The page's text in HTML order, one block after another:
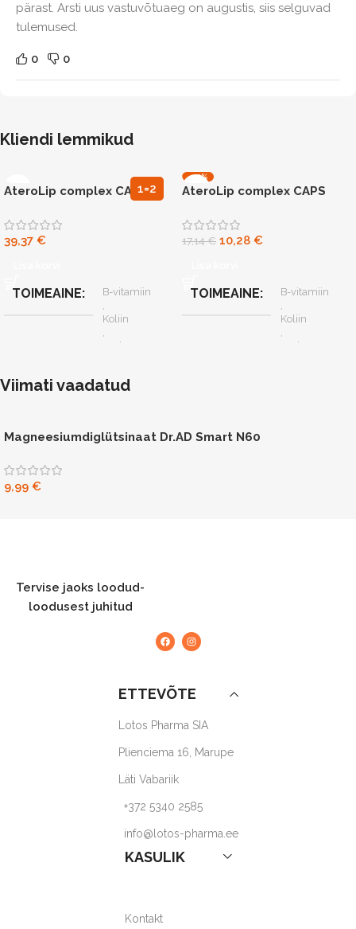
pärast. Arsti uus vastuvõtuaeg on augustis, siis selguvad
tulemused.
0 0
Kliendi lemmikud
1=2
AteroLip complex CAPS
toetuseks
39,37 €
TOIMEAINE
B-vitamiin
,
Koliin
,
Kurkum
,
SUURUS
-40%
N30
AteroLip complex CAPS
toetuseks
17,14€ 10,28 €
TOIMEAINE
B-vitamiin
,
Koliin
,
Kurkum
Viimati vaadatud
Magneesiumdiglütsinaat Dr.AD Smart N60
9,99 €
Tervise jaoks loodud-
loodusest juhitud
ETTEVÕTE
Lotos Pharma SIA
Plienciema 16, Marupe
Läti Vabariik
+372 5340 2585
info@lotos-pharma.ee
KASULIK
Kontakt